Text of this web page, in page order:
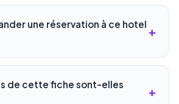
une réservation à ce hotel
de cette fiche sont-elles